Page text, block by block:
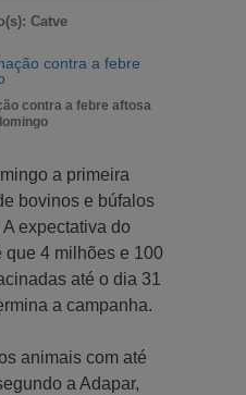
Catve
contra a febre aftosa
a primeira
bovinos e búfalos
expectativa do
que 4 milhões e 100
até o dia 31
a campanha.
animais com até
a Adapar,